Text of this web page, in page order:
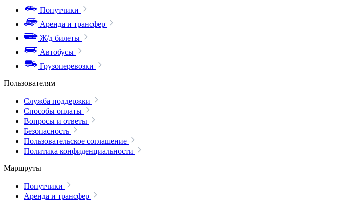
Попутчики
Аренда и трансфер
Ж/д билеты
Автобусы
Грузоперевозки
Пользователям
Служба поддержки
Способы оплаты
Вопросы и ответы
Безопасность
Пользовательское соглашение
Политика конфиденциальности
Маршруты
Попутчики
Аренда и трансфер